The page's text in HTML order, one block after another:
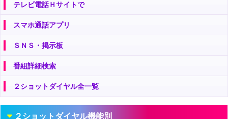
テレビ電話Ｈサイトで
スマホ通話アプリ
ＳＮＳ・掲示板
番組詳細検索
２ショットダイヤル全一覧
２ショットダイヤル機能別